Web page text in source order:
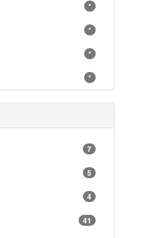
*
*
*
*
*
*
*
*
*
*
*
*
*
*
7
5
4
41